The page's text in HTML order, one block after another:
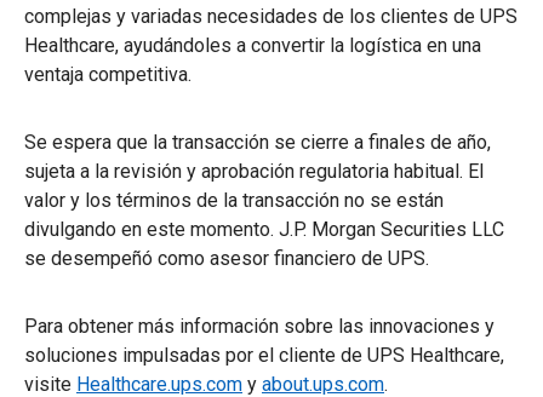
complejas y variadas necesidades de los clientes de UPS
Healthcare, ayudándoles a convertir la logística en una
ventaja competitiva.
Se espera que la transacción se cierre a finales de año,
sujeta a la revisión y aprobación regulatoria habitual. El
valor y los términos de la transacción no se están
divulgando en este momento. J.P. Morgan Securities LLC
se desempeñó como asesor financiero de UPS.
Para obtener más información sobre las innovaciones y
soluciones impulsadas por el cliente de UPS Healthcare,
visite Healthcare.ups.com y about.ups.com.